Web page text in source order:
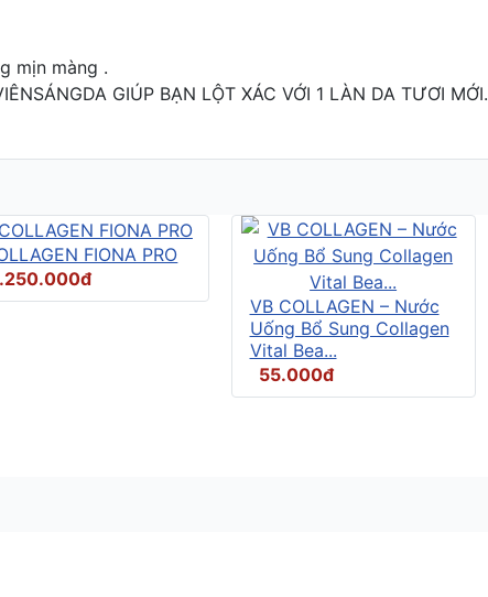
mịn màng .
GIÚP BẠN LỘT XÁC VỚI 1 LÀN DA TƯƠI MỚI.
FIONA PRO
VB COLLAGEN – Nước
Uống Bổ Sung Collagen
Vital Bea...
55.000đ